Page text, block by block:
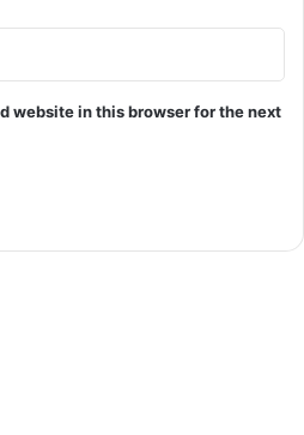
website in this browser for the next